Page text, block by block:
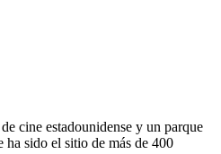
cine estadounidense y un parque
ha sido el sitio de más de 400